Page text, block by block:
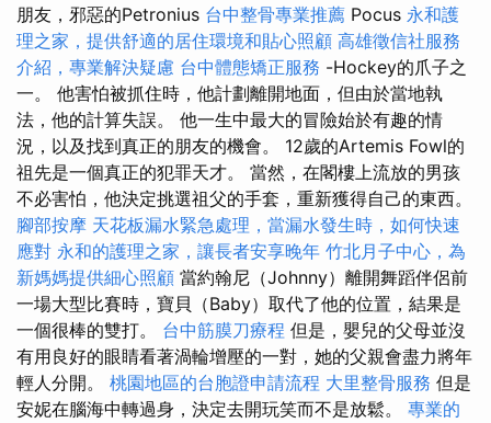
朋友，邪惡的Petronius 台中整骨專業推薦 Pocus 永和護
理之家，提供舒適的居住環境和貼心照顧 高雄徵信社服務
介紹，專業解決疑慮 台中體態矯正服務 -Hockey的爪子之
一。 他害怕被抓住時，他計劃離開地面，但由於當地執
法，他的計算失誤。 他一生中最大的冒險始於有趣的情
況，以及找到真正的朋友的機會。 12歲的Artemis Fowl的
祖先是一個真正的犯罪天才。 當然，在閣樓上流放的男孩
不必害怕，他決定挑選祖父的手套，重新獲得自己的東西。
腳部按摩 天花板漏水緊急處理，當漏水發生時，如何快速
應對 永和的護理之家，讓長者安享晚年 竹北月子中心，為
新媽媽提供細心照顧 當約翰尼（Johnny）離開舞蹈伴侶前
一場大型比賽時，寶貝（Baby）取代了他的位置，結果是
一個很棒的雙打。 台中筋膜刀療程 但是，嬰兒的父母並沒
有用良好的眼睛看著渦輪增壓的一對，她的父親會盡力將年
輕人分開。 桃園地區的台胞證申請流程 大里整骨服務 但是
安妮在腦海中轉過身，決定去開玩笑而不是放鬆。 專業的